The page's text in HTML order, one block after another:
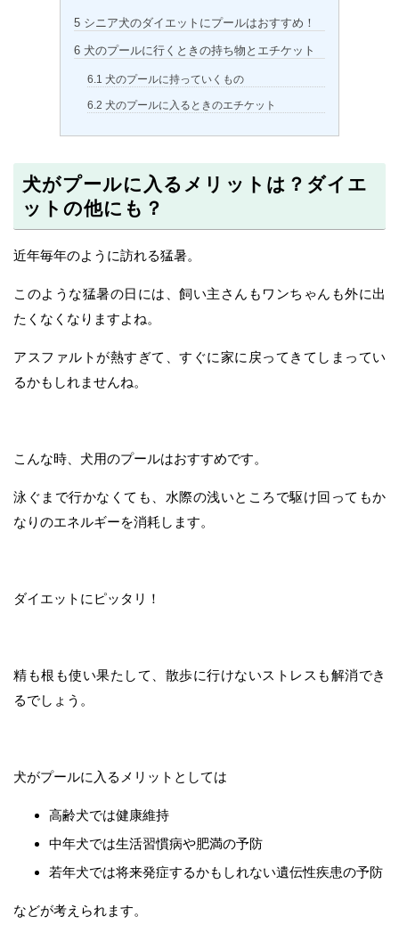
5 シニア犬のダイエットにプールはおすすめ！
6 犬のプールに行くときの持ち物とエチケット
6.1 犬のプールに持っていくもの
6.2 犬のプールに入るときのエチケット
犬がプールに入るメリットは？ダイエ
ットの他にも？
近年毎年のように訪れる猛暑。
このような猛暑の日には、飼い主さんもワンちゃんも外に出
たくなくなりますよね。
アスファルトが熱すぎて、すぐに家に戻ってきてしまってい
るかもしれませんね。
こんな時、犬用のプールはおすすめです。
泳ぐまで行かなくても、水際の浅いところで駆け回ってもか
なりのエネルギーを消耗します。
ダイエットにピッタリ！
精も根も使い果たして、散歩に行けないストレスも解消でき
るでしょう。
犬がプールに入るメリットとしては
高齢犬では健康維持
中年犬では生活習慣病や肥満の予防
若年犬では将来発症するかもしれない遺伝性疾患の予防
などが考えられます。